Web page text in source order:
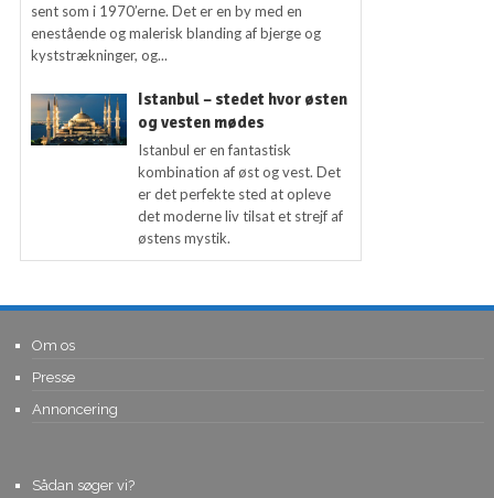
sent som i 1970’erne. Det er en by med en
enestående og malerisk blanding af bjerge og
kyststrækninger, og...
Istanbul – stedet hvor østen
og vesten mødes
Istanbul er en fantastisk
kombination af øst og vest. Det
er det perfekte sted at opleve
det moderne liv tilsat et strejf af
østens mystik.
Om os
Presse
Annoncering
Sådan søger vi?